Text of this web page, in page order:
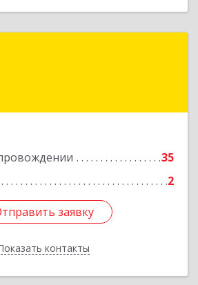
35
2
заявку
контакты
ул. Вабаыхумуузеуми, 5/II - 37
заявку
Назад